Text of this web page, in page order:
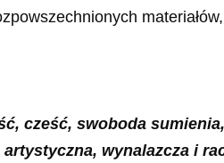
cześć, swoboda
wynalazcza i